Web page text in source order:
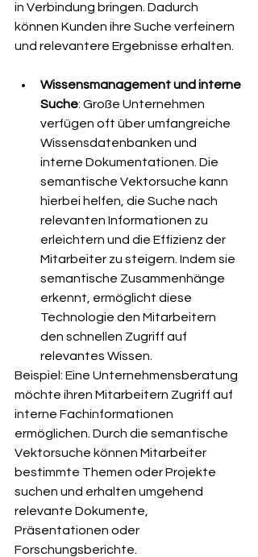
in Verbindung bringen. Dadurch
können Kunden ihre Suche verfeinern
und relevantere Ergebnisse erhalten.
Wissensmanagement und interne
Suche: Große Unternehmen
verfügen oft über umfangreiche
Wissensdatenbanken und
interne Dokumentationen. Die
semantische Vektorsuche kann
hierbei helfen, die Suche nach
relevanten Informationen zu
erleichtern und die Effizienz der
Mitarbeiter zu steigern. Indem sie
semantische Zusammenhänge
erkennt, ermöglicht diese
Technologie den Mitarbeitern
den schnellen Zugriff auf
relevantes Wissen.
Beispiel: Eine Unternehmensberatung
möchte ihren Mitarbeitern Zugriff auf
interne Fachinformationen
ermöglichen. Durch die semantische
Vektorsuche können Mitarbeiter
bestimmte Themen oder Projekte
suchen und erhalten umgehend
relevante Dokumente,
Präsentationen oder
Forschungsberichte.